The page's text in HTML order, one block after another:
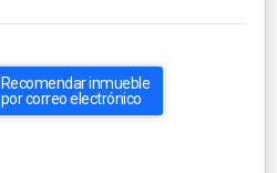
Recomendar inmueble
por correo electrónico